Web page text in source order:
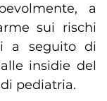
a
sui rischi
a seguito di
insidie del
pediatria.